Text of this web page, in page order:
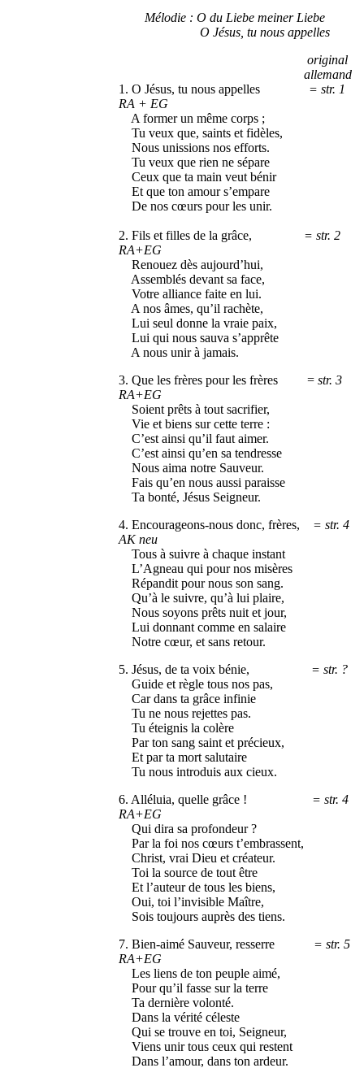
Mélodie : O du Liebe meiner Liebe
O Jésus, tu nous appelles
original
allemand
1. O Jésus, tu nous appelles = str. 1
RA + EG
A former un même corps ;
Tu veux que, saints et fidèles,
Nous unissions nos efforts.
Tu veux que rien ne sépare
Ceux que ta main veut bénir
Et que ton amour s’empare
De nos cœurs pour les unir.
2. Fils et filles de la grâce,
= str. 2
RA+EG
Renouez dès aujourd’hui,
Assemblés devant sa face,
Votre alliance faite en lui.
A nos âmes, qu’il rachète,
Lui seul donne la vraie paix,
Lui qui nous sauva s’apprête
A nous unir à jamais.
3. Que les frères pour les frères = str. 3
RA+EG
Soient prêts à tout sacrifier,
Vie et biens sur cette terre :
C’est ainsi qu’il faut aimer.
C’est ainsi qu’en sa tendresse
Nous aima notre Sauveur.
Fais qu’en nous aussi paraisse
Ta bonté, Jésus Seigneur.
4. Encourageons-nous donc, frères, = str. 4
AK neu
Tous à suivre à chaque instant
L’Agneau qui pour nos misères
Répandit pour nous son sang.
Qu’à le suivre, qu’à lui plaire,
Nous soyons prêts nuit et jour,
Lui donnant comme en salaire
Notre cœur, et sans retour.
5. Jésus, de ta voix bénie,
= str. ?
Guide et règle tous nos pas,
Car dans ta grâce infinie
Tu ne nous rejettes pas.
Tu éteignis la colère
Par ton sang saint et précieux,
Et par ta mort salutaire
Tu nous introduis aux cieux.
6. Alléluia, quelle grâce !
= str. 4
RA+EG
Qui dira sa profondeur ?
Par la foi nos cœurs t’embrassent,
Christ, vrai Dieu et créateur.
Toi la source de tout être
Et l’auteur de tous les biens,
Oui, toi l’invisible Maître,
Sois toujours auprès des tiens.
7. Bien-aimé Sauveur, resserre
= str. 5
RA+EG
Les liens de ton peuple aimé,
Pour qu’il fasse sur la terre
Ta dernière volonté.
Dans la vérité céleste
Qui se trouve en toi, Seigneur,
Viens unir tous ceux qui restent
Dans l’amour, dans ton ardeur.